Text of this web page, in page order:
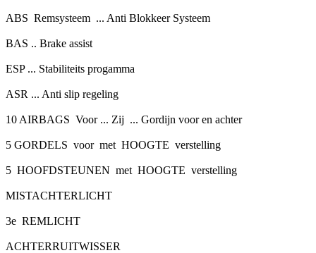
ABS Remsysteem ... Anti Blokkeer Systeem
BAS .. Brake assist
ESP ... Stabiliteits progamma
ASR ... Anti slip regeling
10 AIRBAGS Voor ... Zij ... Gordijn voor en achter
5 GORDELS voor met HOOGTE verstelling
5 HOOFDSTEUNEN met HOOGTE verstelling
MISTACHTERLICHT
3e REMLICHT
ACHTERRUITWISSER